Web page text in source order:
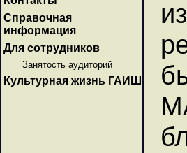
Справочная
информация
Для сотрудников
Занятость аудиторий
Культурная жизнь ГАИШ